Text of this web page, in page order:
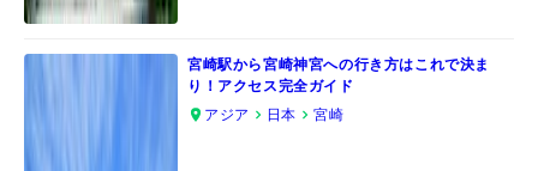
宮崎駅から宮崎神宮への行き方はこれで決ま
り！アクセス完全ガイド
アジア
日本 宮崎